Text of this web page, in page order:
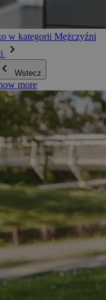
w kategorii Mężczyźni
Wstecz
more